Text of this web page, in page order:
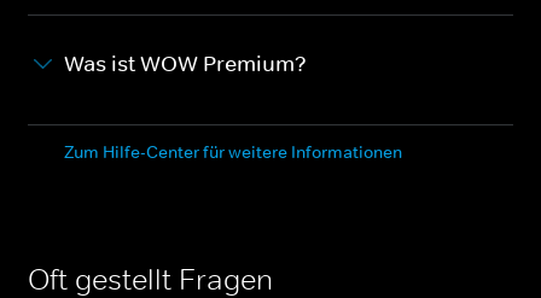
Was ist WOW Premium?
Zum Hilfe-Center für weitere Informationen
Oft gestellt Fragen